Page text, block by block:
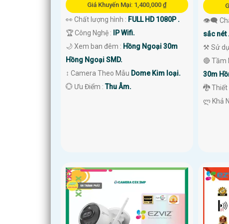
Giá Khuyến Mại: 1,400,000 ₫
👀 Chất lượng hình : FULL HD 1080P .
🏆 Công Nghệ :
IP Wifi.
🌙 Xem ban đêm : Hồng Ngoại 30m
Hồng Ngoại SMD.
↕️ Camera Theo Mẫu Dome Kim loại.
️💮 Ưu Điểm :Thu Âm.
👁️‍🗨
sắc nét .
⚒ Sử
🔴 Tầm
30m
🐉️ Thiết
️ლ Khả